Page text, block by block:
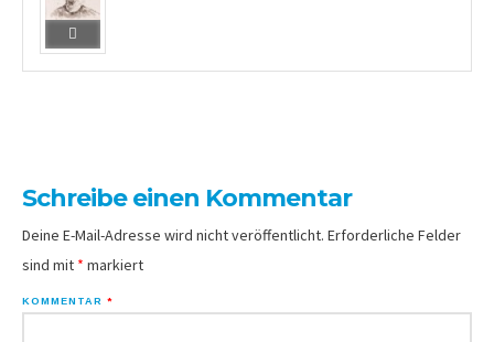
Schreibe einen Kommentar
Deine E-Mail-Adresse wird nicht veröffentlicht. Erforderliche Felder
sind mit * markiert
KOMMENTAR *